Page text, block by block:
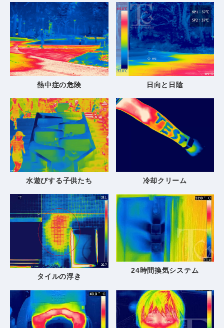
熱中症の危険 日向と日陰
水遊びする子供たち 冷却クリーム
タイルの浮き
24時間換気システム